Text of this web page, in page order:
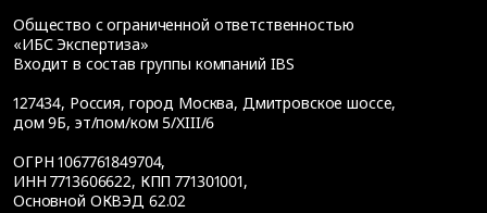
Общество с ограниченной ответственностью
«ИБС Экспертиза»
Входит в состав группы компаний IBS
127434, Россия, город Москва, Дмитровское шоссе,
дом 9Б, эт/пом/ком 5/XIII/6
ОГРН 1067761849704,
ИНН 7713606622, КПП 771301001,
Основной ОКВЭД 62.02